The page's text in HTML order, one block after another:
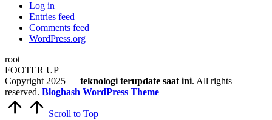
Log in
Entries feed
Comments feed
WordPress.org
root
FOOTER UP
Copyright 2025 — teknologi terupdate saat ini. All rights
reserved. Bloghash WordPress Theme
Scroll to Top